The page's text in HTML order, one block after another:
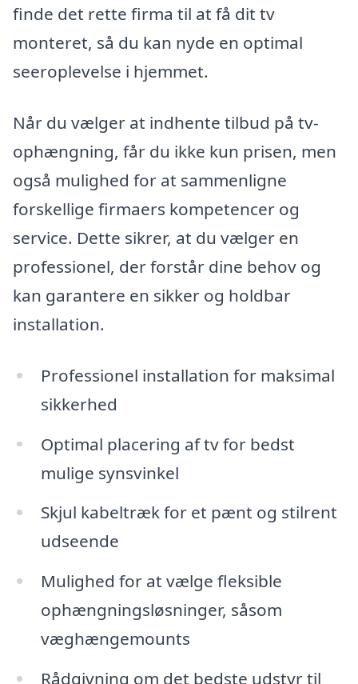
finde det rette firma til at få dit tv
monteret, så du kan nyde en optimal
seeroplevelse i hjemmet.
Når du vælger at indhente tilbud på tv-
ophængning, får du ikke kun prisen, men
også mulighed for at sammenligne
forskellige firmaers kompetencer og
service. Dette sikrer, at du vælger en
professionel, der forstår dine behov og
kan garantere en sikker og holdbar
installation.
Professionel installation for maksimal
sikkerhed
Optimal placering af tv for bedst
mulige synsvinkel
Skjul kabeltræk for et pænt og stilrent
udseende
Mulighed for at vælge fleksible
ophængningsløsninger, såsom
væghængemounts
Rådgivning om det bedste udstyr til